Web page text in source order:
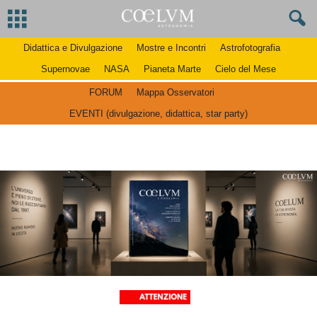
Didattica e Divulgazione Mostre e Incontri
Astrofotografia
Supernovae
NASA Pianeta Marte Cielo del Mese
FORUM
Mappa Osservatori
EVENTI (divulgazione, didattica, star party)